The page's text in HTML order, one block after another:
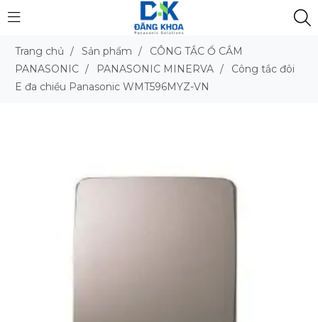
Trang chủ / Sản phẩm /
CÔNG TẮC Ổ CẮM
PANASONIC / PANASONIC MINERVA /
Công tắc đôi
E đa chiều Panasonic WMT596MYZ-VN